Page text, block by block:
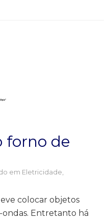
forno de
em Eletricidade,
colocar objetos
Entretanto há